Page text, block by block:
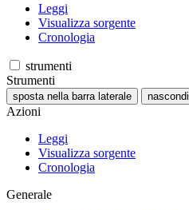
Leggi
Visualizza sorgente
Cronologia
strumenti
Strumenti
sposta nella barra laterale nascondi
Azioni
Leggi
Visualizza sorgente
Cronologia
Generale